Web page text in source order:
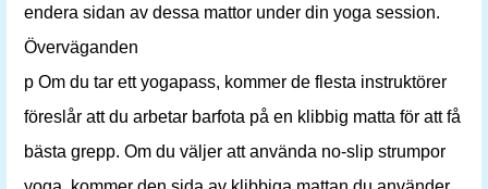
endera sidan av dessa mattor under din yoga session.
Överväganden
p Om du tar ett yogapass, kommer de flesta instruktörer
föreslår att du arbetar barfota på en klibbig matta för att få
bästa grepp. Om du väljer att använda no-slip strumpor